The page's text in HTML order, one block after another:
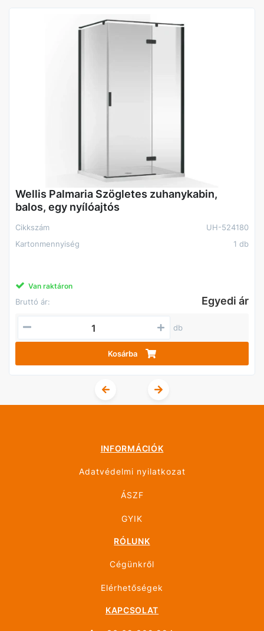
Wellis Palmaria Szögletes zuhanykabin,
balos, egy nyílóajtós
Cikkszám
UH-524180
Kartonmennyiség
1 db
Van raktáron
Bruttó ár: Egyedi ár
db
Kosárba
INFORMÁCIÓK
Adatvédelmi nyilatkozat
ÁSZF
GYIK
RÓLUNK
Cégünkről
Elérhetőségek
KAPCSOLAT